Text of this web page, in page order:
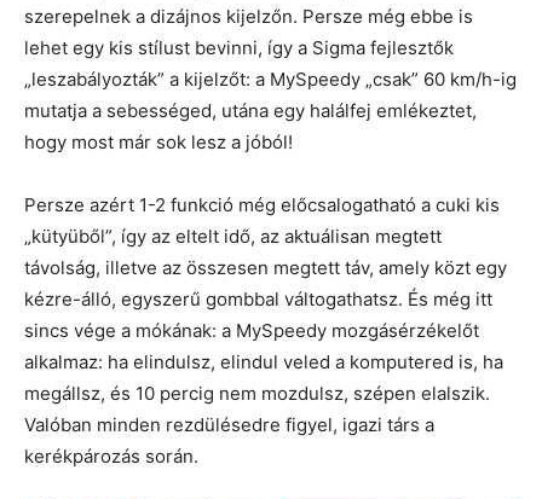
szerepelnek a dizájnos kijelzőn. Persze még ebbe is
lehet egy kis stílust bevinni, így a Sigma fejlesztők
„leszabályozták” a kijelzőt: a MySpeedy „csak” 60 km/h-ig
mutatja a sebességed, utána egy halálfej emlékeztet,
hogy most már sok lesz a jóból!
Persze azért 1-2 funkció még előcsalogatható a cuki kis
„kütyüből”, így az eltelt idő, az aktuálisan megtett
távolság, illetve az összesen megtett táv, amely közt egy
kézre-álló, egyszerű gombbal váltogathatsz. És még itt
sincs vége a mókának: a MySpeedy mozgásérzékelőt
alkalmaz: ha elindulsz, elindul veled a komputered is, ha
megállsz, és 10 percig nem mozdulsz, szépen elalszik.
Valóban minden rezdülésedre figyel, igazi társ a
kerékpározás során.